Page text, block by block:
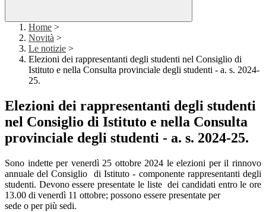
Home >
Novità >
Le notizie >
Elezioni dei rappresentanti degli studenti nel Consiglio di
Istituto e nella Consulta provinciale degli studenti - a. s. 2024-
25.
Elezioni dei rappresentanti degli studenti
nel Consiglio di Istituto e nella Consulta
provinciale degli studenti - a. s. 2024-25.
Sono indette per venerdì 25 ottobre 2024 le elezioni per il rinnovo
annuale del Consiglio di Istituto - componente rappresentanti degli
studenti. Devono essere presentate le liste dei candidati entro le ore
13.00 di venerdì 11 ottobre; possono essere presentate per
sede o per più sedi.